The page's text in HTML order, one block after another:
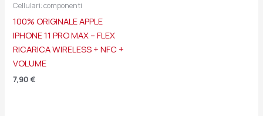
Cellulari: componenti
100% ORIGINALE APPLE
IPHONE 11 PRO MAX – FLEX
RICARICA WIRELESS + NFC +
VOLUME
7,90 €